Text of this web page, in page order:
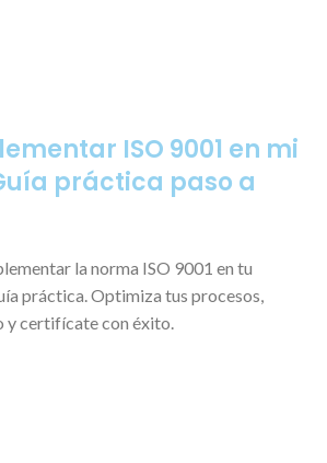
ISO 9001 en mi
práctica paso a
la norma ISO 9001 en tu
práctica. Optimiza tus procesos,
y certifícate con éxito.